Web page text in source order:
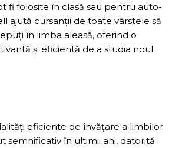
fi folosite în clasă sau pentru auto-
ajută cursanții de toate vârstele să
în limba aleasă, oferind o
și eficientă de a studia noul
eficiente de învățare a limbilor
semnificativ în ultimii ani, datorită